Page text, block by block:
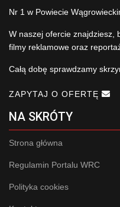
Nr 1 w Powiecie
W naszej ofercie znajdziesz,
filmy reklamowe oraz
Całą dobę sprawdzamy
ZAPYTAJ O OFERTĘ
NA SKRÓTY
Strona główna
Regulamin Portalu WRC
Polityka cookies